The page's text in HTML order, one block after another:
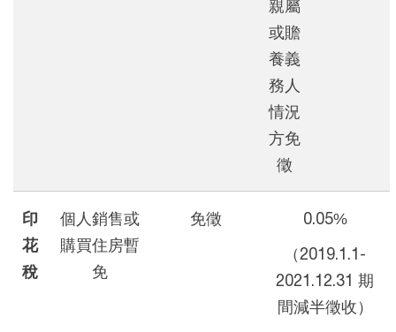
親屬
或贍
養義
務人
情況
方免
徵
印
花
稅
個人銷售或
購買住房暫
免
免徵
0.05%
（2019.1.1-
2021.12.31 期
間減半徵收）